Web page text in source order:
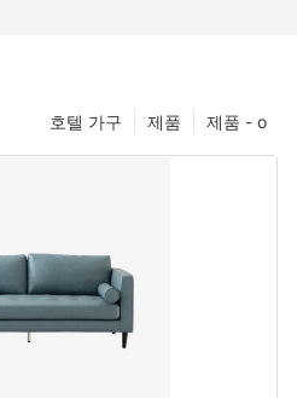
제품 - o
제품
호텔 가구